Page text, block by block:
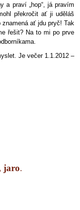
a praví „hop“, já pravím
překročit ať ji uděláš
ať jdu pryč! Tak
řešit? Na to mi po prve
Je večer 1.1.2012 –
jaro.